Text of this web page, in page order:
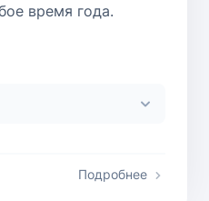
время года.
Подробнее